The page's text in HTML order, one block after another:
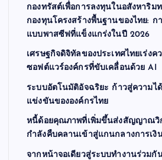
กองทรัสต์เพื่อการลงทุนในอสังหาริม
กองทุนโครงสร้างพื้นฐานของไทย: ก
แบบพาสซีฟที่แข็งแกร่งในปี 2026
เศรษฐกิจดิจิทัลของประเทศไทยเร่งค
ซอฟต์แวร์องค์กรที่ขับเคลื่อนด้วย AI
ระบบอัตโนมัติอัจฉริยะ ก้าวสู่ความไ
แข่งขันขององค์กรไทย
หนี้ด้อยคุณภาพที่เพิ่มขึ้นส่งสัญญาณวิ
กำลังคืบคลานเข้าสู่แกนกลางการเงิ
จากหน้าจอเดียวสู่ระบบทำงานร่วมกั